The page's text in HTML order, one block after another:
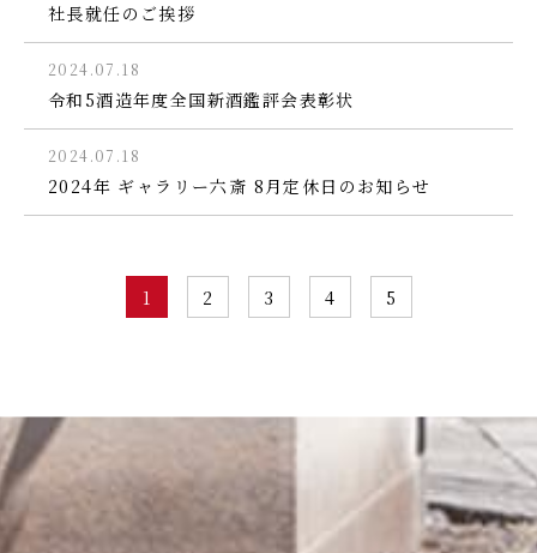
社長就任のご挨拶
2024.07.18
令和5酒造年度全国新酒鑑評会表彰状
2024.07.18
2024年 ギャラリー六斎 8月定休日のお知らせ
1 2 3 4 5